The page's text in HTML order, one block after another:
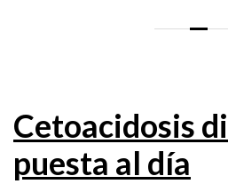
Cetoacidosis
puesta al día